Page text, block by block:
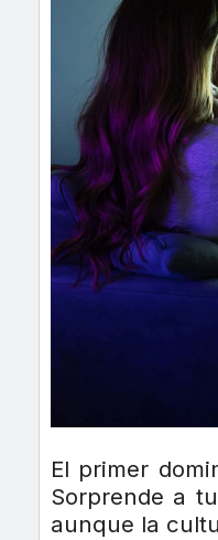
El primer
Sorprende a
aunque la